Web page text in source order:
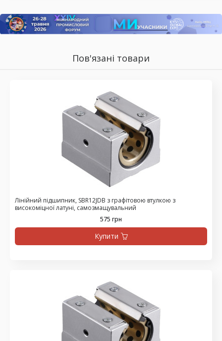
Пов'язані товари
Лінійний підшипник, SBR12JDB з графітовою втулкою з
високоміцної латуні, самозмащувальний
575 грн
Купити